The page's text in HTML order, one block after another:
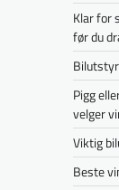
Klar for
før du
Pigg
velger
Viktig
Beste